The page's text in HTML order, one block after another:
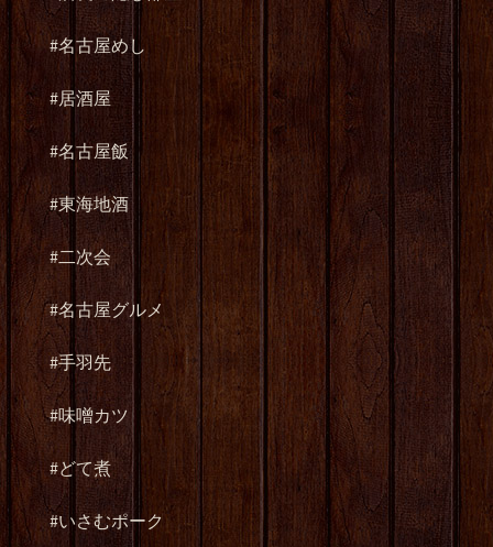
#名古屋めし
#居酒屋
#名古屋飯
#東海地酒
#二次会
#名古屋グルメ
#手羽先
#味噌カツ
#どて煮
#いさむポーク